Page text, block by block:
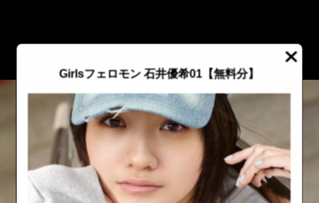
Girlsフェロモン 石井優希01【無料分】